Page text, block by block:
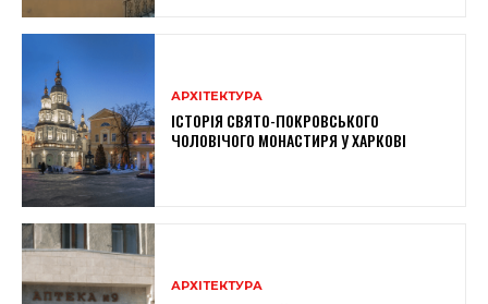
АРХІТЕКТУРА
ІСТОРІЯ СВЯТО-ПОКРОВСЬКОГО
ЧОЛОВІЧОГО МОНАСТИРЯ У ХАРКОВІ
АРХІТЕКТУРА